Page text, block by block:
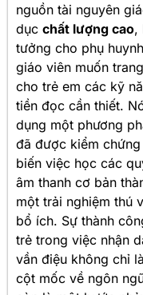
nguồn tài nguyên
dục chất lượng cao,
tưởng cho phụ
giáo viên muốn
cho trẻ em các kỹ
tiền đọc cần thiết.
dụng một phương
đã được kiểm
biến việc học các
âm thanh cơ bản
một trải nghiệm thú
bổ ích. Sự thành
trẻ trong việc nhận
vần điệu không chỉ
cột mốc về ngôn